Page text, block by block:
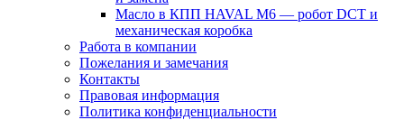
Масло в КПП HAVAL M6 — робот DCT и
механическая коробка
Работа в компании
Пожелания и замечания
Контакты
Правовая информация
Политика конфиденциальности